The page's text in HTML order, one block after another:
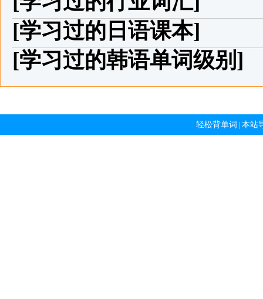
[学习过的日语课本]
[学习过的韩语单词级别]
轻松背单词 本站